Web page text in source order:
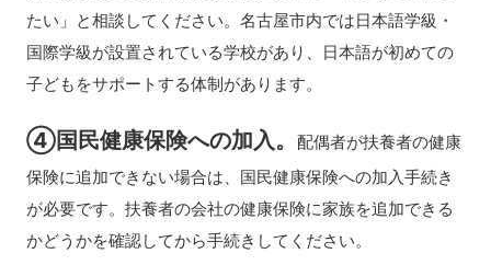
たい」と相談してください。名古屋市内では日本語学級・
国際学級が設置されている学校があり、日本語が初めての
子どもをサポートする体制があります。
④国民健康保険への加入。配偶者が扶養者の健康
保険に追加できない場合は、国民健康保険への加入手続き
が必要です。扶養者の会社の健康保険に家族を追加できる
かどうかを確認してから手続きしてください。